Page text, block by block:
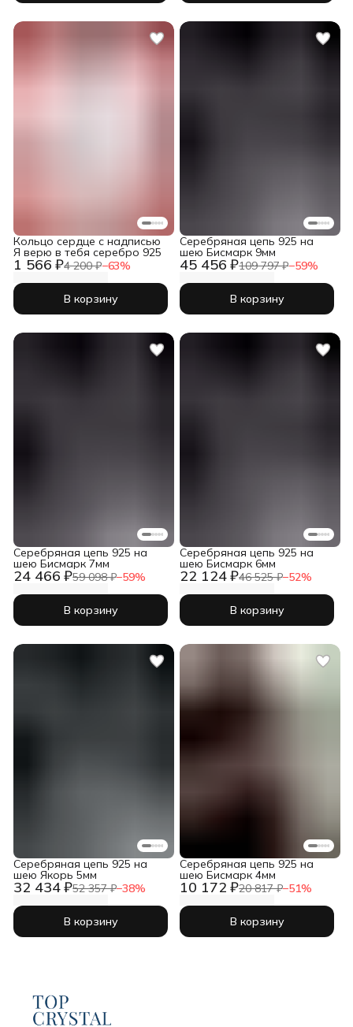
1 566 ₽4 200 ₽−63%
Кольцо сердце с надписью
Я верю в тебя серебро 925
В корзину
45 456 ₽109 797 ₽−59%
Серебряная цепь 925 на
шею Бисмарк 9мм
В корзину
24 466 ₽59 098 ₽−59%
Серебряная цепь 925 на
шею Бисмарк 7мм
В корзину
22 124 ₽46 525 ₽−52%
Серебряная цепь 925 на
шею Бисмарк 6мм
В корзину
32 434 ₽52 357 ₽−38%
Серебряная цепь 925 на
шею Якорь 5мм
В корзину
10 172 ₽20 817 ₽−51%
Серебряная цепь 925 на
шею Бисмарк 4мм
В корзину